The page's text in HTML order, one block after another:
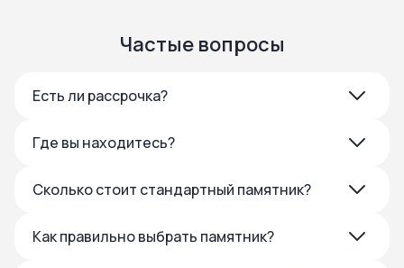
Частые вопросы
Есть ли рассрочка?
Где вы находитесь?
Сколько стоит стандартный памятник?
Как правильно выбрать памятник?